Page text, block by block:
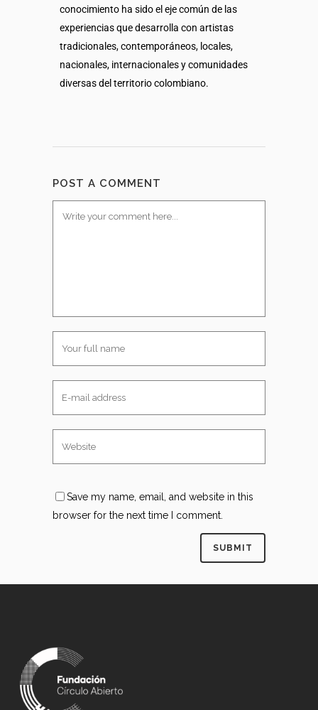
conocimiento ha sido el eje común de las
experiencias que desarrolla con artistas
tradicionales, contemporáneos, locales,
nacionales, internacionales y comunidades
diversas del territorio colombiano.
POST A COMMENT
Save my name, email, and website in this
browser for the next time I comment.